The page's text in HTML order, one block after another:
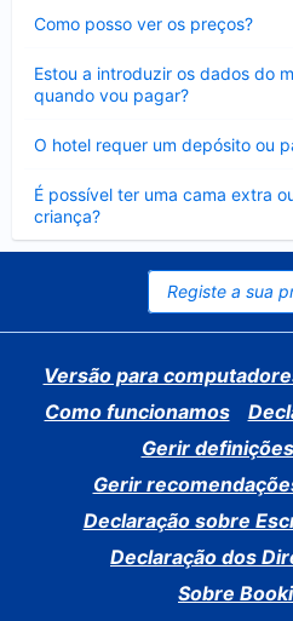
Como posso ver os preços?
fechado
Estou a introduzir os dados do
quando vou pagar?
fechado
O hotel requer um depósito ou
fechado
É possível ter uma cama extra
criança?
Elemento
fechado
Registe a sua
Versão para
Como funcionamos
Gerir
Gerir
Declaração sobre
Declaração dos
Sobre